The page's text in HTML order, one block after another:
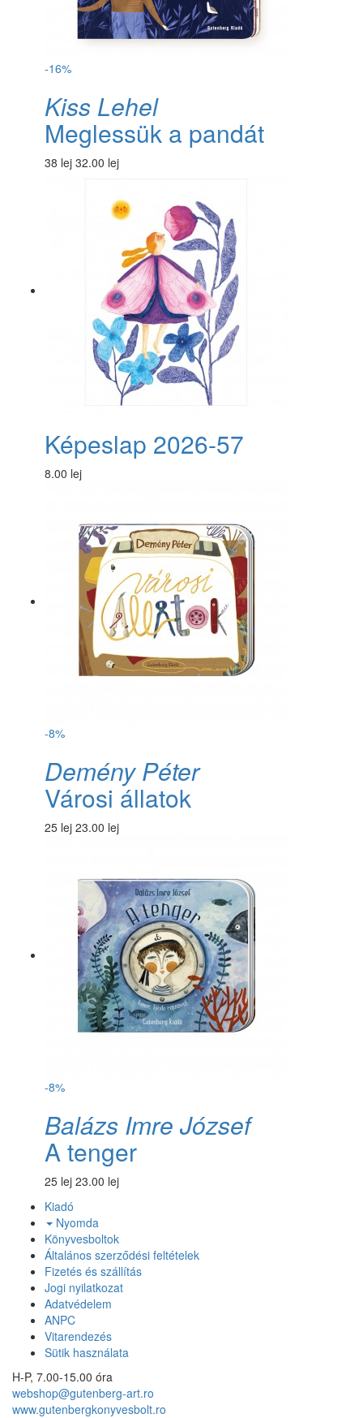
-16%
Kiss Lehel
Meglessük a pandát
38 lej 32.00 lej
Képeslap 2026-57
8.00 lej
-8%
Demény Péter
Városi állatok
25 lej 23.00 lej
-8%
Balázs Imre József
A tenger
25 lej 23.00 lej
Kiadó
Nyomda
Könyvesboltok
Általános szerződési feltételek
Fizetés és szállítás
Jogi nyilatkozat
Adatvédelem
ANPC
Vitarendezés
Sütik használata
H-P, 7.00-15.00 óra
webshop@gutenberg-art.ro
www.gutenbergkonyvesbolt.ro